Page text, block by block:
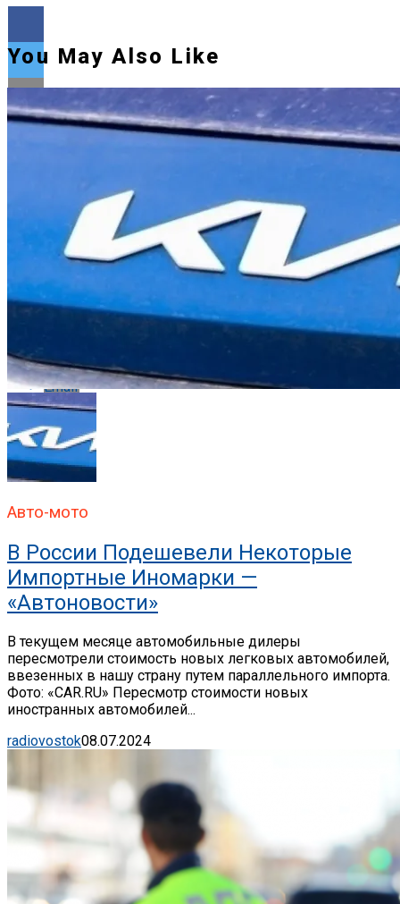
Flipboard
Pinterest
Whatsapp
Email
You May Also Like
Авто-мото
В России Подешевели Некоторые
Импортные Иномарки —
«Автоновости»
В текущем месяце автомобильные дилеры
пересмотрели стоимость новых легковых автомобилей,
ввезенных в нашу страну путем параллельного импорта.
Фото: «CAR.RU» Пересмотр стоимости новых
иностранных автомобилей...
radiovostok08.07.2024